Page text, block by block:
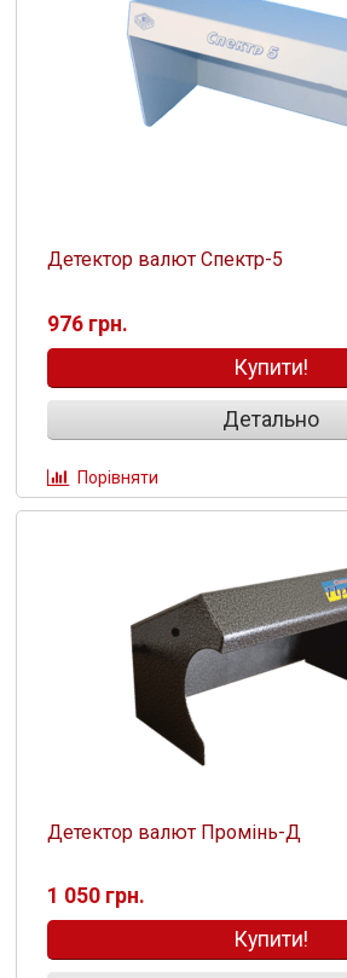
Детектор валют Спектр-5
976 грн.
Купити!
Детально
Порівняти
Детектор валют Промінь-Д
1 050 грн.
Купити!